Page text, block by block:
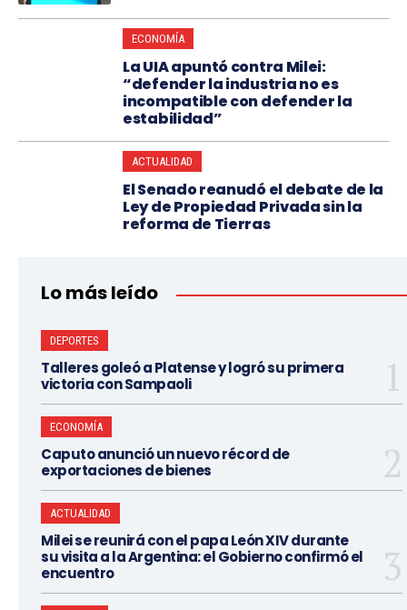
ECONOMÍA
La UIA apuntó contra Milei:
“defender la industria no es
incompatible con defender la
estabilidad”
ACTUALIDAD
El Senado reanudó el debate de la
Ley de Propiedad Privada sin la
reforma de Tierras
Lo más leído
DEPORTES
Talleres goleó a Platense y logró su primera
victoria con Sampaoli
ECONOMÍA
Caputo anunció un nuevo récord de
exportaciones de bienes
ACTUALIDAD
Milei se reunirá con el papa León XIV durante
su visita a la Argentina: el Gobierno confirmó el
encuentro